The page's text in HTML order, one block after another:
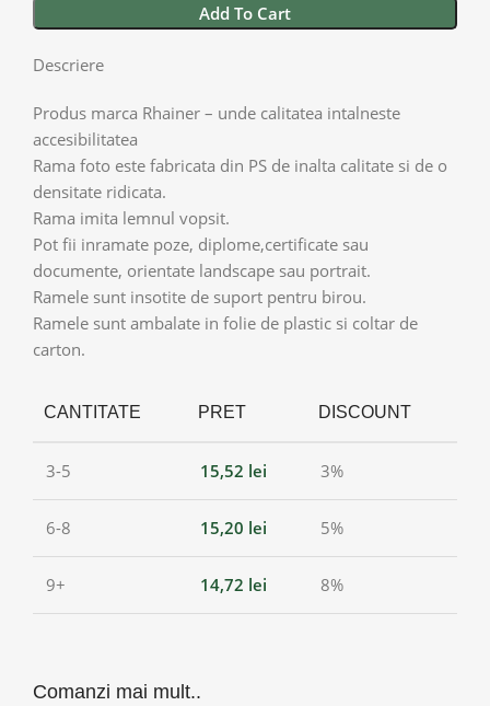
Add To Cart
Descriere
Produs marca Rhainer – unde calitatea intalneste
accesibilitatea
Rama foto este fabricata din PS de inalta calitate si de o
densitate ridicata.
Rama imita lemnul vopsit.
Pot fii inramate poze, diplome,certificate sau
documente, orientate landscape sau portrait.
Ramele sunt insotite de suport pentru birou.
Ramele sunt ambalate in folie de plastic si coltar de
carton.
CANTITATE PRET DISCOUNT
3-5 15,52 lei 3%
6-8 15,20 lei 5%
9+ 14,72 lei 8%
Comanzi mai mult..